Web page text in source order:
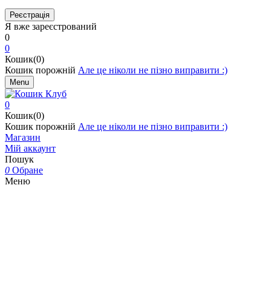
Я вже зареєстрований
0
0
Кошик(0)
Кошик порожній Але це ніколи не пізно виправити :)
Menu
0
Кошик(0)
Кошик порожній Але це ніколи не пізно виправити :)
Магазин
Мій аккаунт
Пошук
0 Обране
Меню